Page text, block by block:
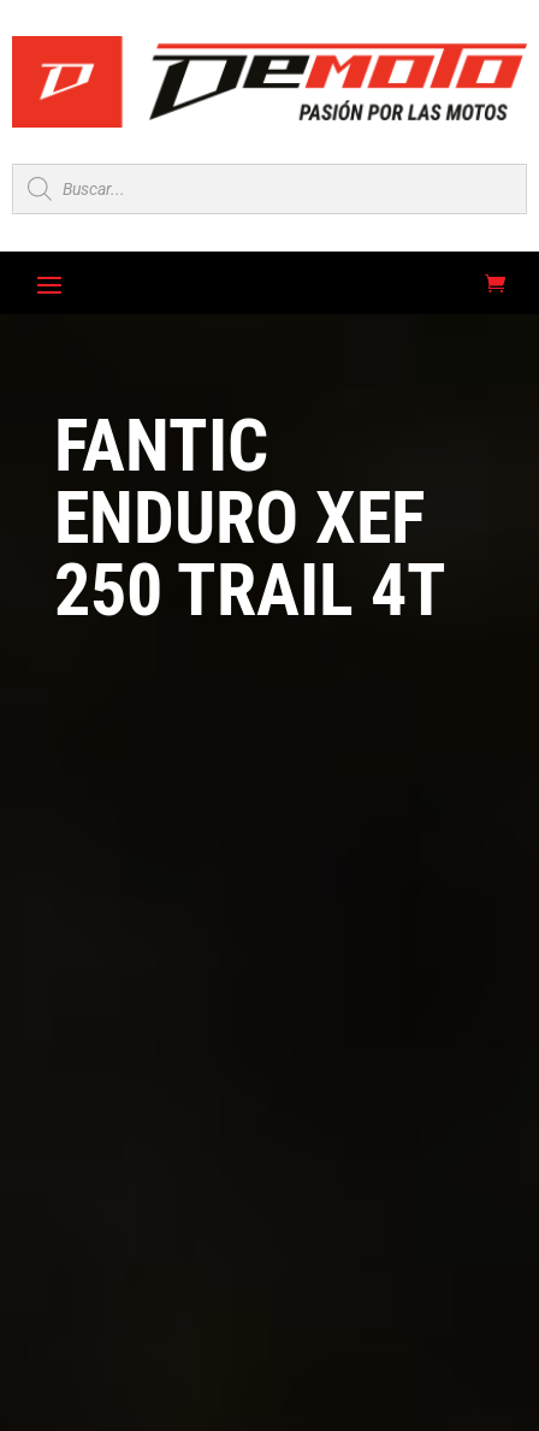
Búsqueda
de
productos
FANTIC
ENDURO XEF
250 TRAIL 4T